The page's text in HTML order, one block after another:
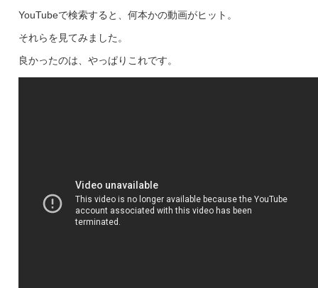
YouTubeで検索すると、何本かの動画がヒット。
それらを見てみました。
良かったのは、やっぱりこれです。